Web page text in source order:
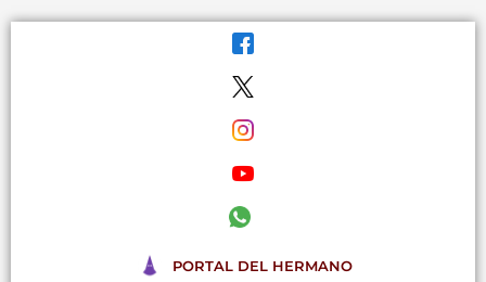
PORTAL DEL HERMANO